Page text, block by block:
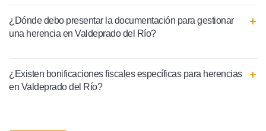
¿Dónde debo presentar la documentación para gestionar
una herencia en Valdeprado del Río?
¿Existen bonificaciones fiscales específicas para herencias
en Valdeprado del Río?